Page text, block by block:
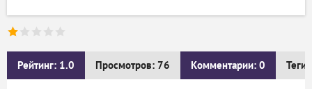
Рейтинг: 1.0 Просмотров: 76 Комментарии: 0 Теги: